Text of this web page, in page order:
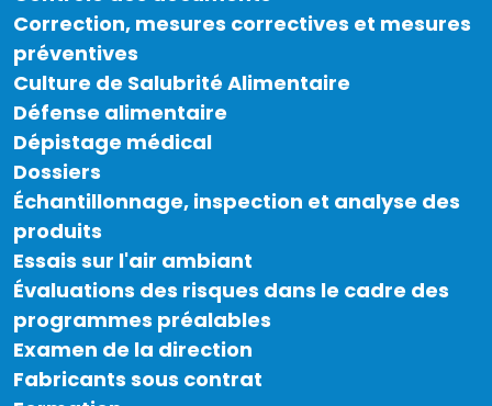
Correction, mesures correctives et mesures
préventives
Culture de Salubrité Alimentaire
Défense alimentaire
Dépistage médical
Dossiers
Échantillonnage, inspection et analyse des
produits
Essais sur l'air ambiant
Évaluations des risques dans le cadre des
programmes préalables
Examen de la direction
Fabricants sous contrat